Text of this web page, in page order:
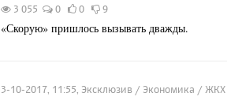
3 055 0 0 9
«Скорую» пришлось вызывать дважды.
3-10-2017, 11:55, Эксклюзив / Экономика / ЖКХ